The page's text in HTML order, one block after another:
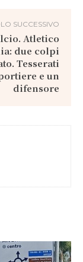
SUCCESSIVO
Atletico
due colpi
Tesserati
e un
difensore